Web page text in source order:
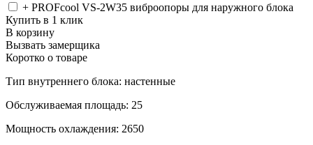
+ PROFcool VS-2W35 виброопоры для наружного блока
Купить в 1 клик
В корзину
Вызвать замерщика
Коротко о товаре
Тип внутреннего блока: настенные
Обслуживаемая площадь: 25
Мощность охлаждения: 2650